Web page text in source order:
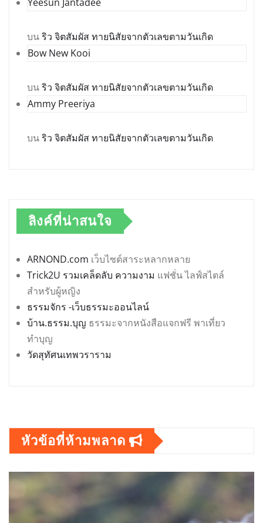
Yeesun Jantadee
บนริว จิตสัมผัส ทายนิสัยจากตัวเลขตามวันเกิด
Bow New Kooi
บนริว จิตสัมผัส ทายนิสัยจากตัวเลขตามวันเกิด
Ammy Preeriya
บนริว จิตสัมผัส ทายนิสัยจากตัวเลขตามวันเกิด
ลิงค์ที่น่าสนใจ
ARNOND.com เว็บไซต์สาระหลากหลาย
Trick2U รวมเคล็ดลับ ความงาม แฟชั่น ไลฟ์สไตล์
สำหรับผู้หญิง
ธรรมจักร -เว็บธรรมะออนไลน์
บ้าน.ธรรม.บุญ ธรรมะจากหนังสือแจกฟรี พาเที่ยว
ทำบุญ
วัดสุทัศนเทพวราราม
หัวข้อที่ห้ามพลาด